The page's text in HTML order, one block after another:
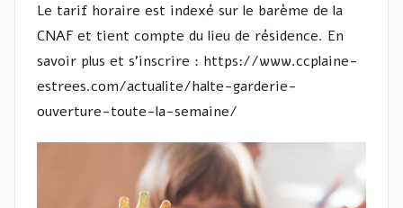
Le tarif horaire est indexé sur le barème de la
CNAF et tient compte du lieu de résidence. En
savoir plus et s’inscrire : https://www.ccplaine-
estrees.com/actualite/halte-garderie-
ouverture-toute-la-semaine/